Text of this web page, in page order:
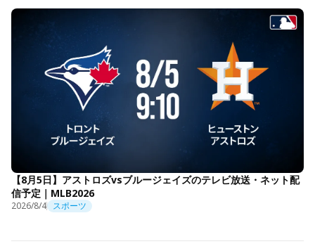
【8月5日】アストロズvsブルージェイズのテレビ放送・ネット配
信予定｜MLB2026
2026/8/4 スポーツ